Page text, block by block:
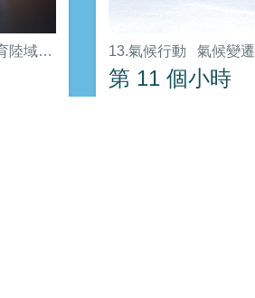
15.保育陸域生態 13.氣候行動 氣候變遷
第 11 個小時